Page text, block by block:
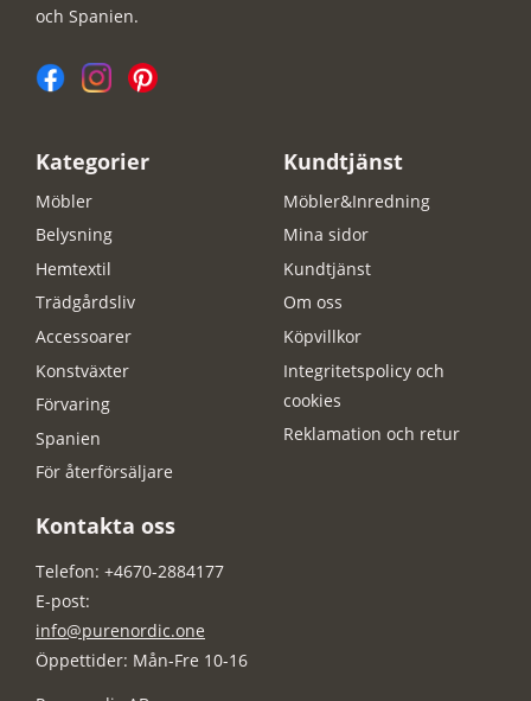
och Spanien.
Kategorier
Möbler
Belysning
Hemtextil
Trädgårdsliv
Accessoarer
Konstväxter
Förvaring
Spanien
För återförsäljare
Kundtjänst
Möbler&Inredning
Mina sidor
Kundtjänst
Om oss
Köpvillkor
Integritetspolicy och
cookies
Reklamation och retur
Kontakta oss
Telefon: +4670-2884177
E-post:
info@purenordic.one
Öppettider: Mån-Fre 10-16